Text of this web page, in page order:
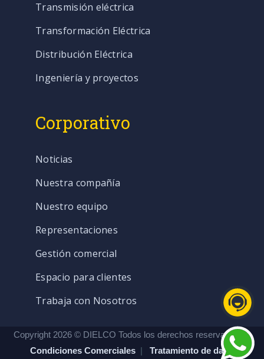
Transmisión eléctrica
Transformación Eléctrica
Distribución Eléctrica
Ingeniería y proyectos
Corporativo
Noticias
Nuestra compañía
Nuestro equipo
Representaciones
Gestión comercial
Espacio para clientes
Trabaja con Nosotros
Copyright 2026 © DIELCO Todos los derechos reservados. |
Condiciones Comerciales | Tratamiento de datos